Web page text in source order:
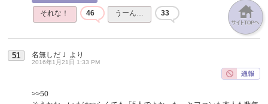
それな！ 46 うーん… 33
51 名無しだＪ より
2016年1月21日 1:33 PM
>>50